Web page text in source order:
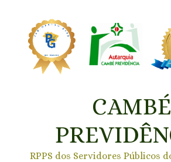
CAMBÉ
RPPS dos Servidores Públicos